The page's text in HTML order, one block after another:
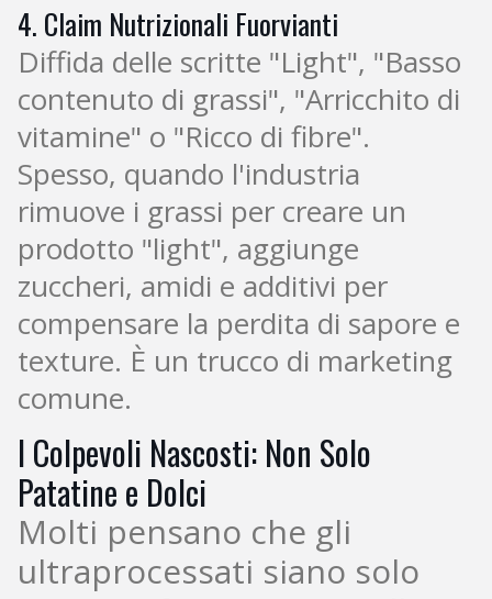
4. Claim Nutrizionali Fuorvianti
Diffida delle scritte "Light", "Basso
contenuto di grassi", "Arricchito di
vitamine" o "Ricco di fibre".
Spesso, quando l'industria
rimuove i grassi per creare un
prodotto "light", aggiunge
zuccheri, amidi e additivi per
compensare la perdita di sapore e
texture. È un trucco di marketing
comune.
I Colpevoli Nascosti: Non Solo
Patatine e Dolci
Molti pensano che gli
ultraprocessati siano solo